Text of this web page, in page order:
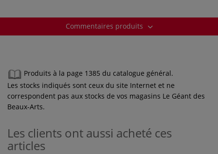
Commentaires produits
Produits à la page 1385 du catalogue général.
Les stocks indiqués sont ceux du site Internet et ne
correspondent pas aux stocks de vos magasins Le Géant des
Beaux-Arts.
Les clients ont aussi acheté ces
articles